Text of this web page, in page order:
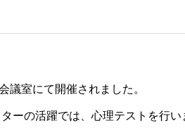
議室にて開催されました。
ーの活躍では、心理テストを行